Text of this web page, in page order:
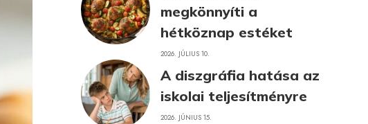
megkönnyíti a
hétköznap estéket
2026. JÚLIUS 10.
A diszgráfia hatása az
iskolai teljesítményre
2026. JÚNIUS 15.